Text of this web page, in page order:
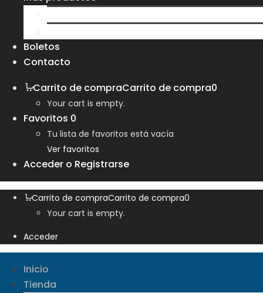
Boletos
Contacto
Carrito de compraCarrito de compra0
Your cart is empty.
Favoritos 0
Tu lista de favoritos está vacía
Ver favoritos
Acceder o Registrarse
Carrito de compraCarrito de compra0
Your cart is empty.
Acceder
Inicio
Tienda